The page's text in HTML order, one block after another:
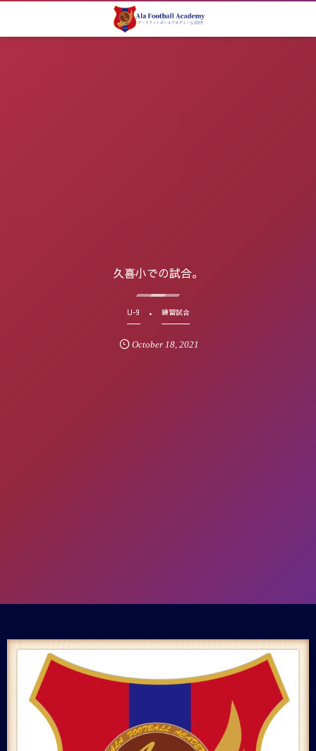
久喜小での試合。
U-9 練習試合
October 18 ,2021